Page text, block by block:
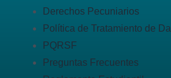
Derechos Pecuniarios
Política de Tratamiento de
PQRSF
Preguntas Frecuentes